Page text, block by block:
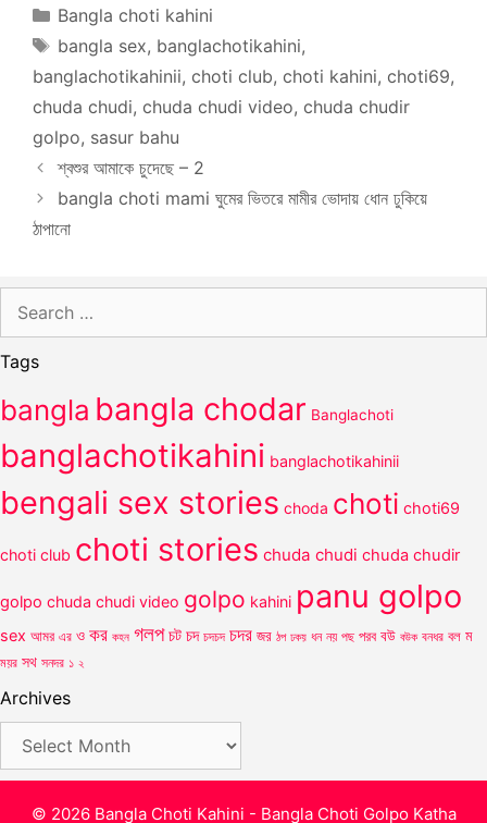
Categories
Bangla choti kahini
Tags
bangla sex, banglachotikahini,
banglachotikahinii, choti club, choti kahini, choti69,
chuda chudi, chuda chudi video, chuda chudir
golpo, sasur bahu
শ্বশুর আমাকে চুদেছে – 2
bangla choti mami ঘুমের ভিতরে মামীর ভোদায় ধোন ঢুকিয়ে
ঠাপানো
for:
Tags
bangla bangla chodar Banglachoti
banglachotikahini banglachotikahinii
bengali sex stories choda choti choti69
choti club choti stories chuda chudi chuda chudir
golpo chuda chudi video golpo kahini panu golpo
sex আমর এর ও কর কহন গলপ চট চদ চদচদ চদর জর ঠপ ঢকয় ধন নয় পছ পরব বউ বউক বনধর বল ম
ময়র সথ সনদর ১ ২
Archives
© 2026 Bangla Choti Kahini - Bangla Choti Golpo Katha